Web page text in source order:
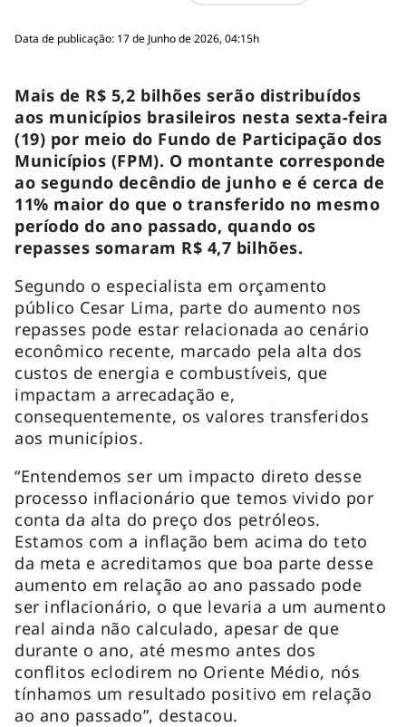
Data de publicação: 17 de Junho de 2026, 04:15h
Mais de R$ 5,2 bilhões serão distribuídos
aos municípios brasileiros nesta sexta-feira
(19) por meio do Fundo de Participação dos
Municípios (FPM). O montante corresponde
ao segundo decêndio de junho e é cerca de
11% maior do que o transferido no mesmo
período do ano passado, quando os
repasses somaram R$ 4,7 bilhões.
Segundo o especialista em orçamento
público Cesar Lima, parte do aumento nos
repasses pode estar relacionada ao cenário
econômico recente, marcado pela alta dos
custos de energia e combustíveis, que
impactam a arrecadação e,
consequentemente, os valores transferidos
aos municípios.
“Entendemos ser um impacto direto desse
processo inflacionário que temos vivido por
conta da alta do preço dos petróleos.
Estamos com a inflação bem acima do teto
da meta e acreditamos que boa parte desse
aumento em relação ao ano passado pode
ser inflacionário, o que levaria a um aumento
real ainda não calculado, apesar de que
durante o ano, até mesmo antes dos
conflitos eclodirem no Oriente Médio, nós
tínhamos um resultado positivo em relação
ao ano passado”, destacou.